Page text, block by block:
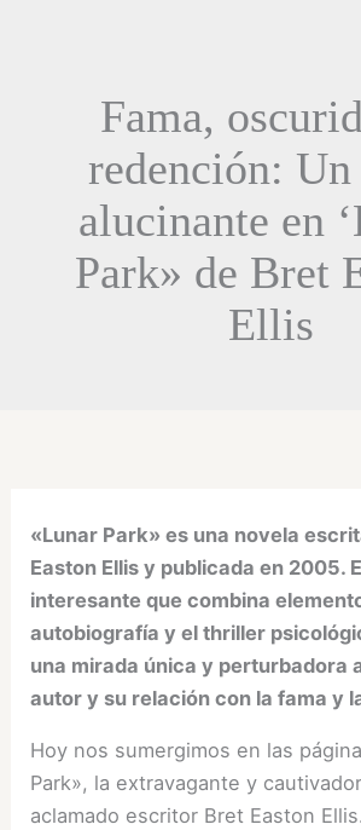
Fama,
redención:
alucinante en
Park» de Bret
Ellis
«Lunar Park» es una novela
Easton Ellis y publicada en 2005.
interesante que combina
autobiografía y el thriller
una mirada única y perturbadora
autor y su relación con la fama y
Hoy nos sumergimos en las
Park», la extravagante y
aclamado escritor Bret Easton